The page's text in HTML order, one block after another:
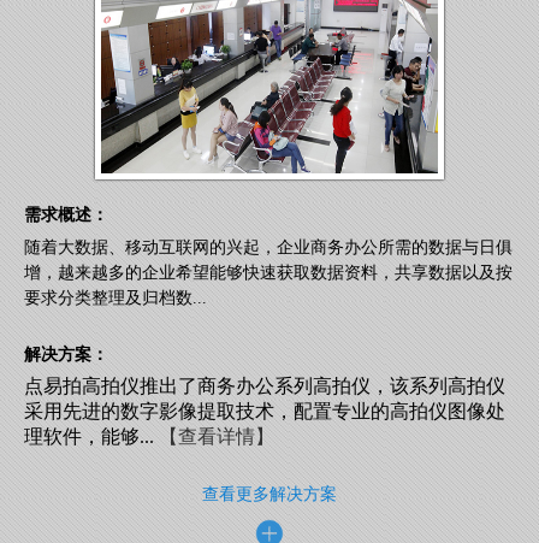
需求概述：
随着大数据、移动互联网的兴起，企业商务办公所需的数据与日俱
增，越来越多的企业希望能够快速获取数据资料，共享数据以及按
要求分类整理及归档数...
解决方案：
点易拍高拍仪推出了商务办公系列高拍仪，该系列高拍仪
采用先进的数字影像提取技术，配置专业的高拍仪图像处
理软件，能够...【查看详情】
查看更多解决方案